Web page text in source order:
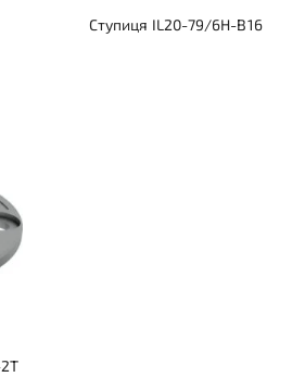
Ступиця IL20-79/6H-B16